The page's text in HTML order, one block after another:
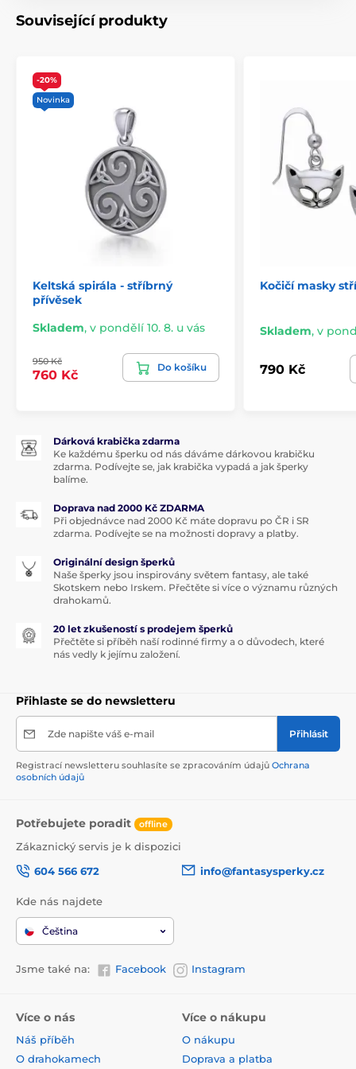
s mystickým světem druidů a keltské kultury. Vydejte
Související produkty
-20%
Novinka
Keltská spirála - stříbrný
přívěsek
Skladem, v pondělí 10. 8. u vás
950 Kč
760 Kč
Do košíku
Kočičí masky
Skladem, v
790 Kč
Dárková krabička zdarma
Ke každému šperku od nás dáváme dárkovou krabičku
zdarma. Podívejte se, jak krabička vypadá a jak šperky
balíme.
Doprava nad 2000 Kč ZDARMA
Při objednávce nad 2000 Kč máte dopravu po ČR i SR
zdarma. Podívejte se na možnosti dopravy a platby.
Originální design šperků
Naše šperky jsou inspirovány světem fantasy, ale také
Skotskem nebo Irskem. Přečtěte si více o významu různých
drahokamů.
20 let zkušeností s prodejem šperků
Přečtěte si příběh naší rodinné firmy a o důvodech, které
nás vedly k jejímu založení.
Přihlaste se do newsletteru
Zde napište váš e-mail Přihlásit
Registrací newsletteru souhlasíte se zpracováním údajů Ochrana
osobních údajů
Potřebujete poradit offline
Zákaznický servis je k dispozici
604 566 672
info@fantasysperky.cz
Kde nás najdete
Čeština
Jsme také na: Facebook Instagram
Více o nás
Náš příběh
O drahokamech
Více o nákupu
O nákupu
Doprava a platba